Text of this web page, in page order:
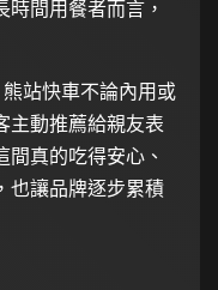
間用餐者而言，
站快車不論內用或
主動推薦給親友表
真的吃得安心、
也讓品牌逐步累積